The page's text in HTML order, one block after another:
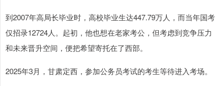
到2007年高局长毕业时，高校毕业生达447.79万人，而当年国考
仅招录12724人。起初，他也想在老家考公，但考虑到竞争压力
和未来晋升空间，便把希望寄托在了西部。
2025年3月，甘肃定西，参加公务员考试的考生等待进入考场。